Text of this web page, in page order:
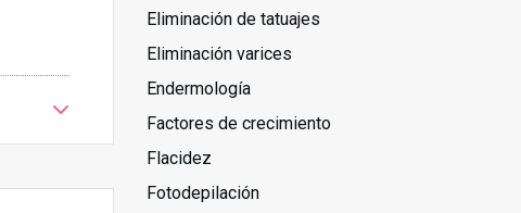
Eliminación de tatuajes
Eliminación varices
Endermología
Factores de crecimiento
Flacidez
Fotodepilación